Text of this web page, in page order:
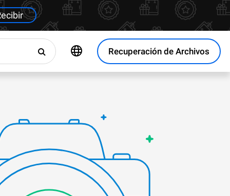
Recuperación de Archivos